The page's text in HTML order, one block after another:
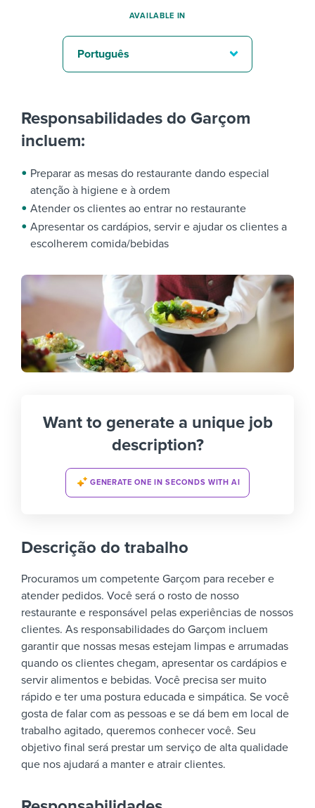
Responsabilidades do Garçom
incluem:
Preparar as mesas do restaurante dando especial
atenção à higiene e à ordem
Atender os clientes ao entrar no restaurante
Apresentar os cardápios, servir e ajudar os clientes a
escolherem comida/bebidas
Want to generate a unique job
description?
GENERATE ONE IN SECONDS WITH AI
Descrição do trabalho
Procuramos um competente Garçom para receber e
atender pedidos. Você será o rosto de nosso
restaurante e responsável pelas experiências de nossos
clientes. As responsabilidades do Garçom incluem
garantir que nossas mesas estejam limpas e arrumadas
quando os clientes chegam, apresentar os cardápios e
servir alimentos e bebidas. Você precisa ser muito
rápido e ter uma postura educada e simpática. Se você
gosta de falar com as pessoas e se dá bem em local de
trabalho agitado, queremos conhecer você. Seu
objetivo final será prestar um serviço de alta qualidade
que nos ajudará a manter e atrair clientes.
AVAILABLE IN
Português